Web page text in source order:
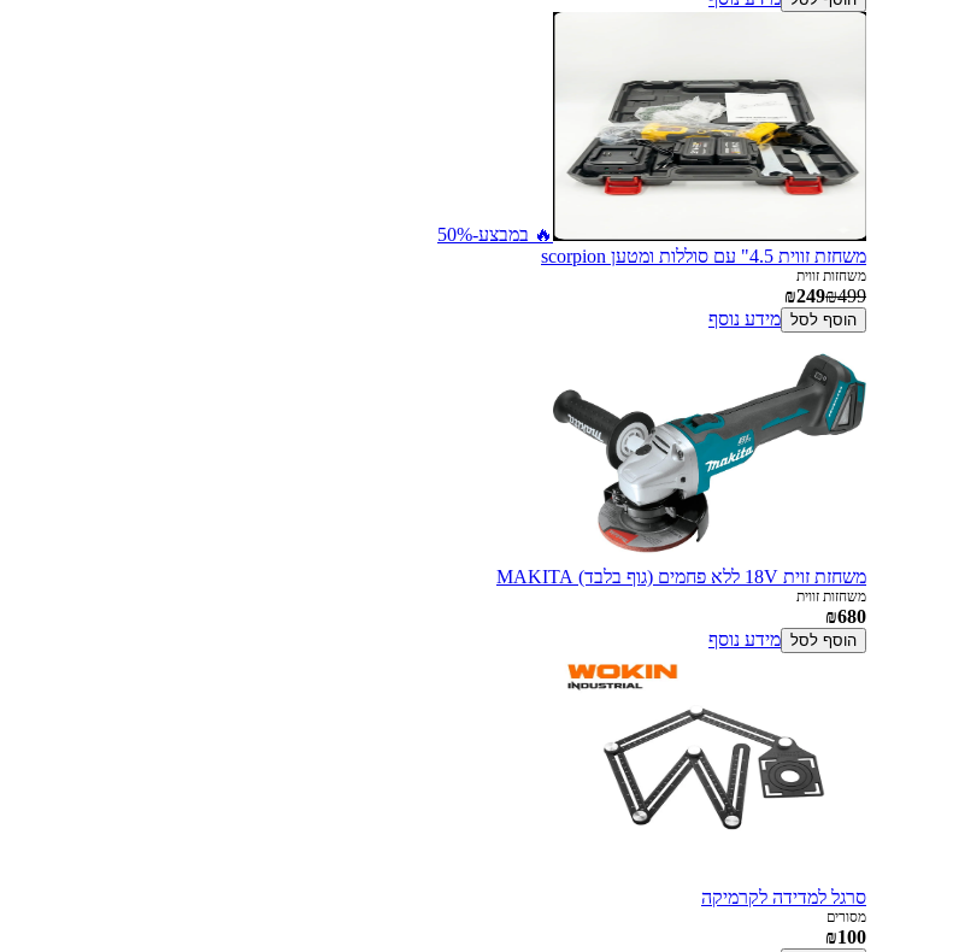
🔥 במבצע-50%
משחזת זווית 4.5" עם סוללות ומטען scorpion
משחזות זווית
₪249₪499
הוסף לסל מידע נוסף
משחזת זוית 18V ללא פחמים (גוף בלבד) MAKITA
משחזות זווית
₪680
הוסף לסל מידע נוסף
סרגל למדידה לקרמיקה
מסורים
₪100